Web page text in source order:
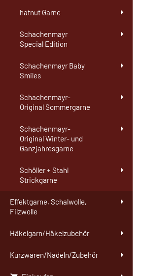
hatnut Garne
Schachenmayr
Special Edition
Schachenmayr Baby
Smiles
Schachenmayr-
Original Sommergarne
Schachenmayr-
Original Winter- und
Ganzjahresgarne
Schöller + Stahl
Strickgarne
Effektgarne, Schalwolle,
Filzwolle
Häkelgarn/Häkelzubehör
Kurzwaren/Nadeln/Zubehör